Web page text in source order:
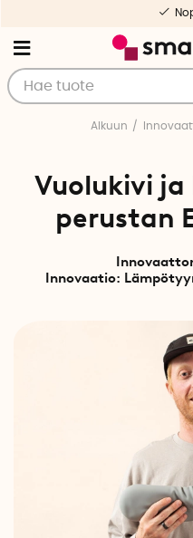
Nopea
Alkuun
Vuolukivi
perustan
Innovaatio: